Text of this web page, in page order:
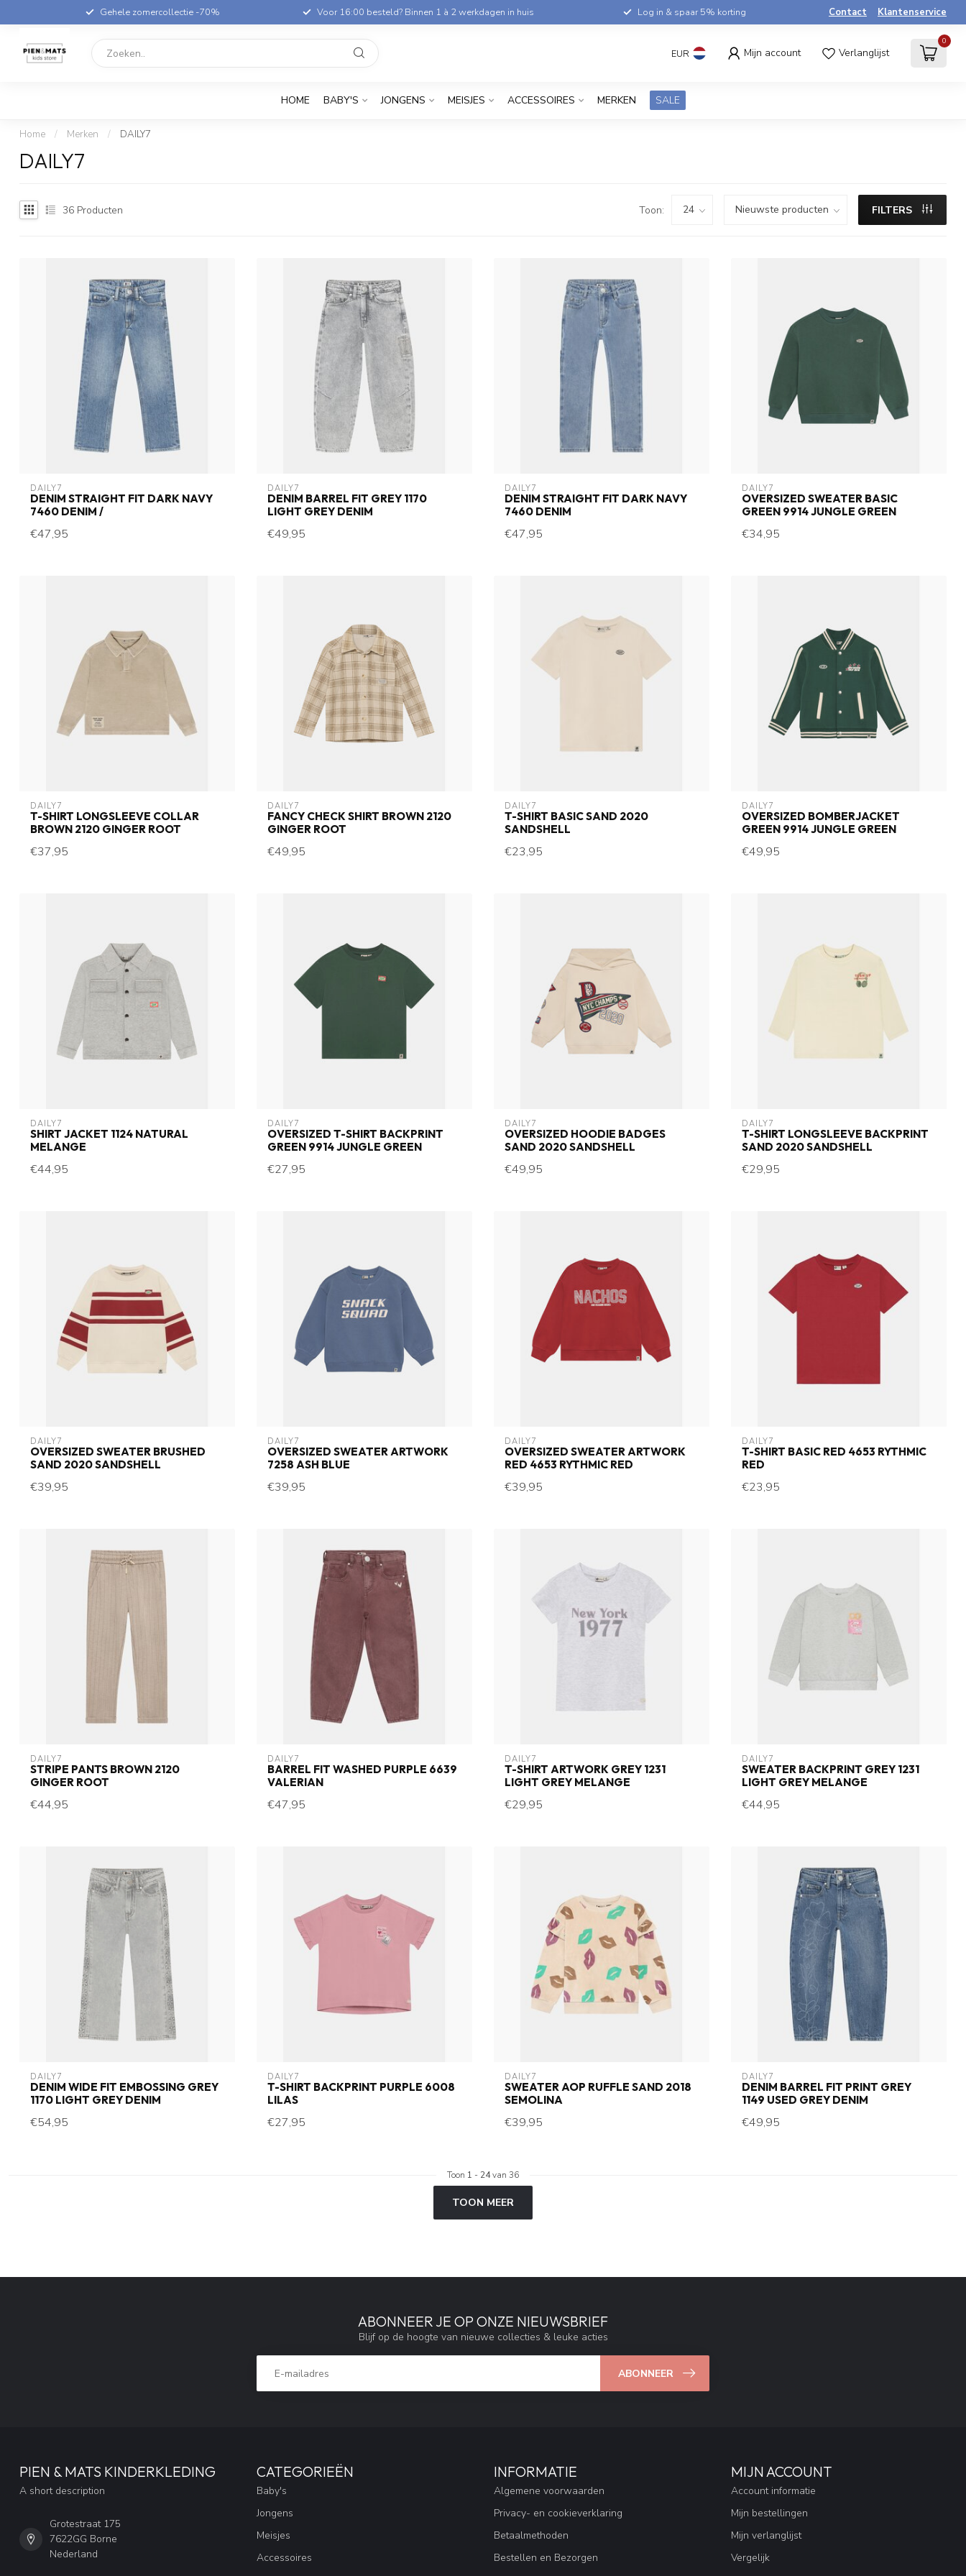
Gehele zomercollectie -70% Voor 16:00 besteld? Binnen 1 à 2 werkdagen in huis Log in & spaar 5% korting Contact Klantenservice
EUR Mijn account Verlanglijst
0
HOME BABY'S JONGENS MEISJES ACCESSOIRES MERKEN SALE
Home / Merken / DAILY7
DAILY7
36 Producten Toon: FILTERS
DAILY7
DENIM STRAIGHT FIT DARK NAVY
7460 DENIM /
€47,95
DAILY7
DENIM BARREL FIT GREY 1170
LIGHT GREY DENIM
€49,95
DAILY7
DENIM STRAIGHT FIT DARK NAVY
7460 DENIM
€47,95
DAILY7
OVERSIZED SWEATER BASIC
GREEN 9914 JUNGLE GREEN
€34,95
DAILY7
T-SHIRT LONGSLEEVE COLLAR
BROWN 2120 GINGER ROOT
€37,95
DAILY7
FANCY CHECK SHIRT BROWN 2120
GINGER ROOT
€49,95
DAILY7
T-SHIRT BASIC SAND 2020
SANDSHELL
€23,95
DAILY7
OVERSIZED BOMBERJACKET
GREEN 9914 JUNGLE GREEN
€49,95
DAILY7
SHIRT JACKET 1124 NATURAL
MELANGE
€44,95
DAILY7
OVERSIZED T-SHIRT BACKPRINT
GREEN 9914 JUNGLE GREEN
€27,95
DAILY7
OVERSIZED HOODIE BADGES
SAND 2020 SANDSHELL
€49,95
DAILY7
T-SHIRT LONGSLEEVE BACKPRINT
SAND 2020 SANDSHELL
€29,95
DAILY7
OVERSIZED SWEATER BRUSHED
SAND 2020 SANDSHELL
€39,95
DAILY7
OVERSIZED SWEATER ARTWORK
7258 ASH BLUE
€39,95
DAILY7
OVERSIZED SWEATER ARTWORK
RED 4653 RYTHMIC RED
€39,95
DAILY7
T-SHIRT BASIC RED 4653 RYTHMIC
RED
€23,95
DAILY7
STRIPE PANTS BROWN 2120
GINGER ROOT
€44,95
DAILY7
BARREL FIT WASHED PURPLE 6639
VALERIAN
€47,95
DAILY7
T-SHIRT ARTWORK GREY 1231
LIGHT GREY MELANGE
€29,95
DAILY7
SWEATER BACKPRINT GREY 1231
LIGHT GREY MELANGE
€44,95
DAILY7
DENIM WIDE FIT EMBOSSING GREY
1170 LIGHT GREY DENIM
€54,95
DAILY7
T-SHIRT BACKPRINT PURPLE 6008
LILAS
€27,95
DAILY7
SWEATER AOP RUFFLE SAND 2018
SEMOLINA
€39,95
DAILY7
DENIM BARREL FIT PRINT GREY
1149 USED GREY DENIM
€49,95
Toon 1 - 24van 36
TOON MEER
ABONNEER JE OP ONZE NIEUWSBRIEF
Blijf op de hoogte van nieuwe collecties & leuke acties
ABONNEER
PIEN & MATS KINDERKLEDING
A short description
Grotestraat 175
7622GG Borne
Nederland
CATEGORIEËN
Baby's
Jongens
Meisjes
Accessoires
INFORMATIE
Algemene voorwaarden
Privacy- en cookieverklaring
Betaalmethoden
Bestellen en Bezorgen
MIJN ACCOUNT
Account informatie
Mijn bestellingen
Mijn verlanglijst
Vergelijk